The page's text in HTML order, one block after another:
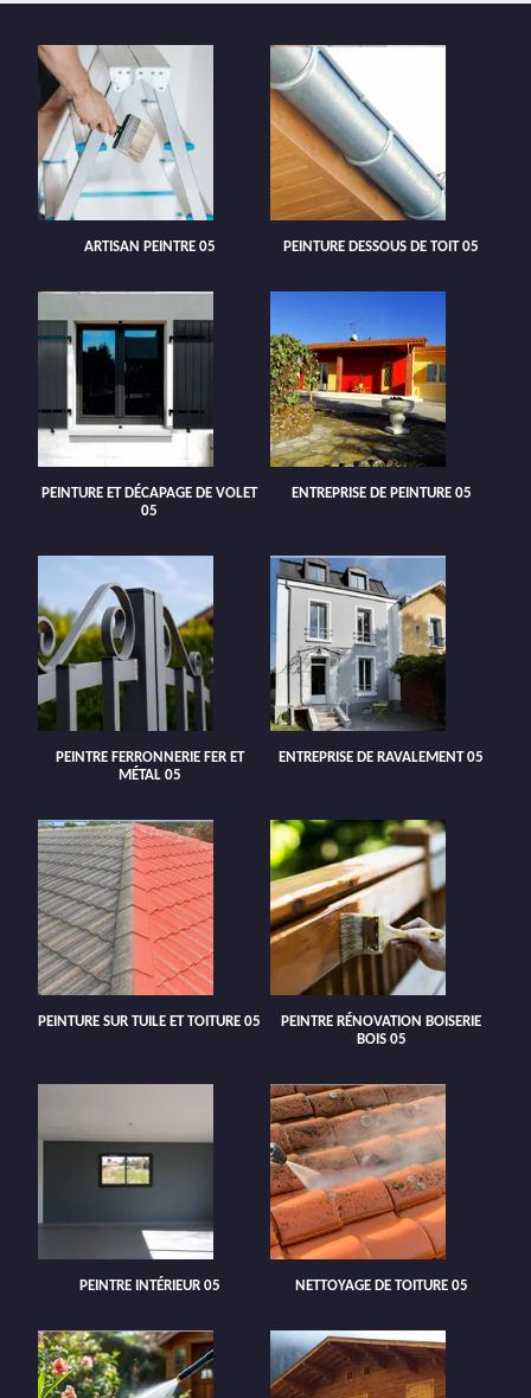
ARTISAN PEINTRE 05 PEINTURE DESSOUS DE TOIT 05
PEINTURE ET DÉCAPAGE DE VOLET
05
ENTREPRISE DE PEINTURE 05
PEINTRE FERRONNERIE FER ET
MÉTAL 05
ENTREPRISE DE RAVALEMENT 05
PEINTURE SUR TUILE ET TOITURE 05
PEINTRE RÉNOVATION BOISERIE
BOIS 05
PEINTRE INTÉRIEUR 05 NETTOYAGE DE TOITURE 05